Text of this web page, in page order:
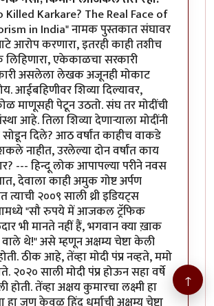
Killed Karkare? The Real Face of
in India" नामक पुस्तकात संघावर
आरोप करणारा, इतरही काही तशीच
एकेकाळचा सरकारी
असलेला लेखक अजूनही मोकाट
आईबहिणीवर शिव्या दिल्यावर,
माणूसही पेटून उठतो. संघ तर मोदींची
आहे. तिला शिव्या देणाऱ्याला मोदींनी
दिले? आठ वर्षांत काहीच वाकडे
नाहीत, उरलेल्या दोन वर्षांत काय
--- हिन्दू लोक आपापल्या परीने नवस
देवाला काही अमुक गोष्ट अर्पण
त्याची २००९ साली थ्री इडियट्स
"सौ रुपये में आजकल ट्रॅफिक
भी मानते नहीं हैं, भगवान क्या ख़ाक
थे!" असे म्हणून अक्षम्य चेष्टा केली
ठीक आहे, तेंव्हा मोदी पंप्र नव्हते, ममो
२०२० साली मोदी पंप्र होऊन सहा वर्षे
होती. तेंव्हा अक्षय कुमारचा लक्ष्मी हा ↑